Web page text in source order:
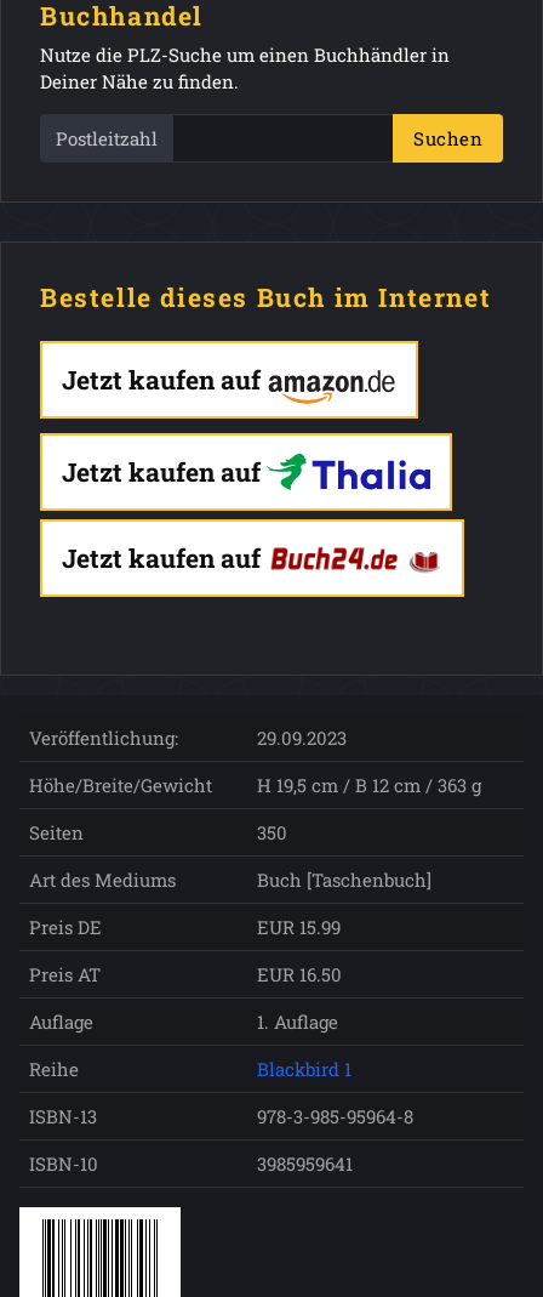
Buchhandel
Nutze die PLZ-Suche um einen Buchhändler in
Deiner Nähe zu finden.
Postleitzahl Suchen
Bestelle dieses Buch im Internet
Jetzt kaufen auf
Jetzt kaufen auf
Jetzt kaufen auf
Veröffentlichung:
29.09.2023
Höhe/Breite/Gewicht
H 19,5 cm / B 12 cm / 363 g
Seiten
350
Art des Mediums
Buch [Taschenbuch]
Preis DE
EUR 15.99
Preis AT
EUR 16.50
Auflage
1. Auflage
Reihe
Blackbird 1
ISBN-13
978-3-985-95964-8
ISBN-10
3985959641